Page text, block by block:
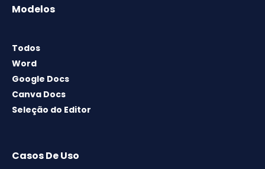
Modelos
Todos
Word
Google Docs
Canva Docs
Seleção do Editor
Casos De Uso